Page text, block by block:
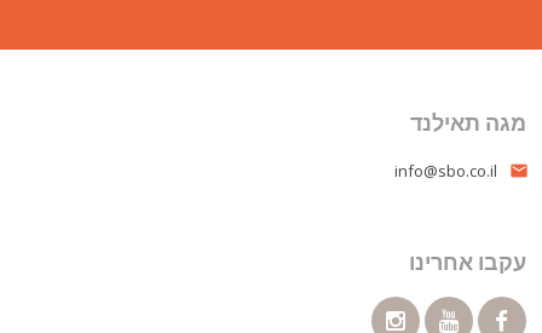
מגה תאילנד
email
info@sbo.co.il
עקבו אחרינו